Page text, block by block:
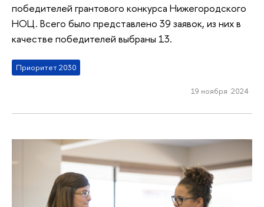
победителей грантового конкурса Нижегородского
НОЦ. Всего было представлено 39 заявок, из них в
качестве победителей выбраны 13.
Приоритет 2030
19 ноября 2024